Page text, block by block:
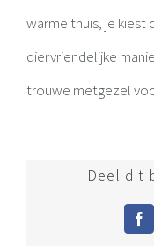
warme thuis, je kiest
diervriendelijke
trouwe metgezel
Deel dit